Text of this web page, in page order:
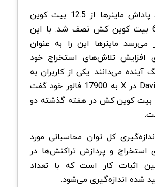
در آن زمان، پاداش ماینرها از 12.5 بیت‌ کوین‌
کش به 6.25 بیت‌ کوین‌ کش نصف شد. با این
می‌رسد ماینرها این را به عنوان
افزایش تلاش‌های استخراج خود
آینده می‌دانند. یکی از کاربران به
نام DavidShares در X به 17900 فالور خود گفت
کوین‌ کش در هفته گذشته دو
کل توان محاسباتی مورد
استخراج و پردازش تراکنش‌ها در
اثبات کار است که با تعداد
شده اندازه‌گیری می‌شود.